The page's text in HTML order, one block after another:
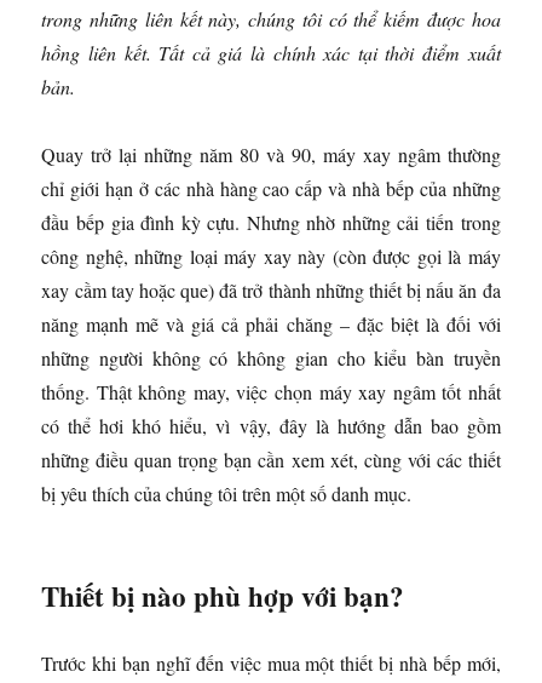
trong những liên kết này, chúng tôi có thể kiếm được hoa
hồng liên kết. Tất cả giá là chính xác tại thời điểm xuất
bản.
Quay trở lại những năm 80 và 90, máy xay ngâm thường
chỉ giới hạn ở các nhà hàng cao cấp và nhà bếp của những
đầu bếp gia đình kỳ cựu. Nhưng nhờ những cải tiến trong
công nghệ, những loại máy xay này (còn được gọi là máy
xay cầm tay hoặc que) đã trở thành những thiết bị nấu ăn đa
năng mạnh mẽ và giá cả phải chăng – đặc biệt là đối với
những người không có không gian cho kiểu bàn truyền
thống. Thật không may, việc chọn máy xay ngâm tốt nhất
có thể hơi khó hiểu, vì vậy, đây là hướng dẫn bao gồm
những điều quan trọng bạn cần xem xét, cùng với các thiết
bị yêu thích của chúng tôi trên một số danh mục.
Thiết bị nào phù hợp với bạn?
Trước khi bạn nghĩ đến việc mua một thiết bị nhà bếp mới,